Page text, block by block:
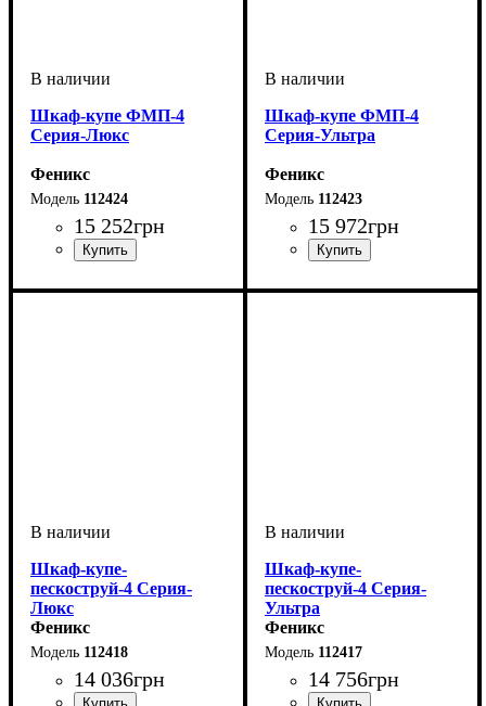
Шкаф-купе ФМП-4
Серия-Люкс
Феникс
112424
15 252грн
Шкаф-купе ФМП-4
Серия-Ультра
Феникс
112423
15 972грн
Шкаф-купе-
пескоструй-4 Серия-
Люкс
Феникс
112418
14 036грн
Шкаф-купе-
пескоструй-4 Серия-
Ультра
Феникс
112417
14 756грн